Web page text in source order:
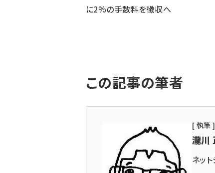
に2%の手数料を徴収へ
この記事の筆者
[ 執筆 ]
瀧川
ネッ